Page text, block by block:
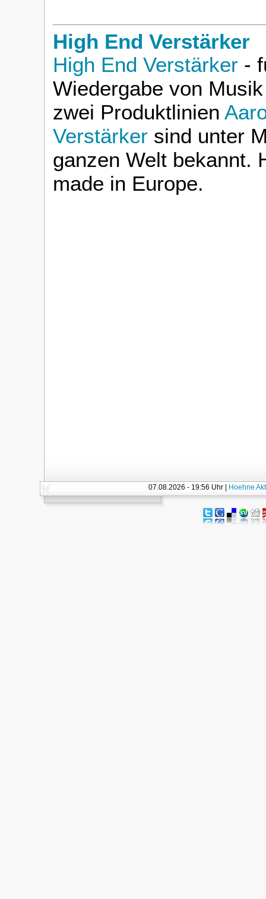
High End Verstärker
High End Verstärker -
Wiedergabe von
zwei Produktlinien
Verstärker sind unter
ganzen Welt bekannt.
made in Europe.
07.08.2026 - 19:56 Uhr | Hoehne